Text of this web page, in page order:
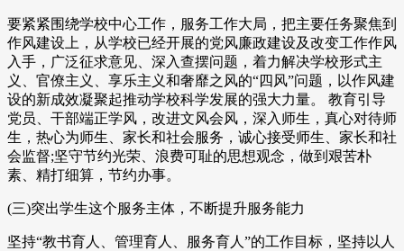
要紧紧围绕学校中心工作，服务工作大局，把主要任务聚焦到
作风建设上，从学校已经开展的党风廉政建设及改变工作作风
入手，广泛征求意见、深入查摆问题，着力解决学校形式主
义、官僚主义、享乐主义和奢靡之风的“四风”问题，以作风建
设的新成效凝聚起推动学校科学发展的强大力量。 教育引导
党员、干部端正学风，改进文风会风，深入师生，真心对待师
生，热心为师生、家长和社会服务，诚心接受师生、家长和社
会监督;坚守节约光荣、浪费可耻的思想观念，做到艰苦朴
素、精打细算，节约办事。
(三)突出学生这个服务主体，不断提升服务能力
坚持“教书育人、管理育人、服务育人”的工作目标，坚持以人